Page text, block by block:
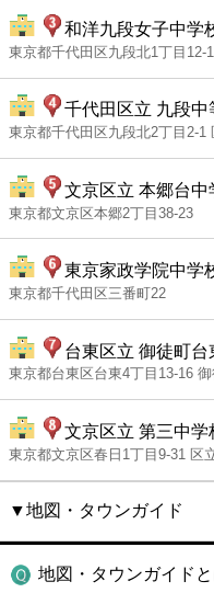
和洋九段女子中学
東京都千代田区九段北1丁目12-
千代田区立 九段中
東京都千代田区九段北2丁目2-1
文京区立 本郷台中
東京都文京区本郷2丁目38-23
東京家政学院中学
東京都千代田区三番町22
台東区立 御徒町台
東京都台東区台東4丁目13-16
文京区立 第三中学
東京都文京区春日1丁目9-31 区
▼地図・タウンガイド
地図・タウンガイド